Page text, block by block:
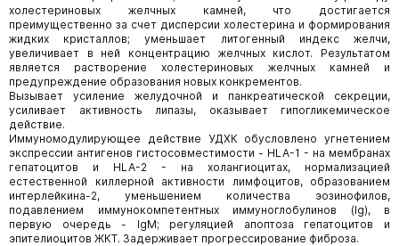
холестериновых желчных камней, что достигается
преимущественно за счет дисперсии холестерина и формирования
жидких кристаллов; уменьшает литогенный индекс желчи,
увеличивает в ней концентрацию желчных кислот. Результатом
является растворение холестериновых желчных камней и
предупреждение образования новых конкрементов.
Вызывает усиление желудочной и панкреатической секреции,
усиливает активность липазы, оказывает гипогликемическое
действие.
Иммуномодулирующее действие УДХК обусловлено угнетением
экспрессии антигенов гистосовместимости - HLA-1 - на мембранах
гепатоцитов и HLA-2 - на холангиоцитах, нормализацией
естественной киллерной активности лимфоцитов, образованием
интерлейкина-2, уменьшением количества эозинофилов,
подавлением иммунокомпетентных иммуноглобулинов (Ig), в
первую очередь - IgM; регуляцией апоптоза гепатоцитов и
эпителиоцитов ЖКТ. Задерживает прогрессирование фиброза.